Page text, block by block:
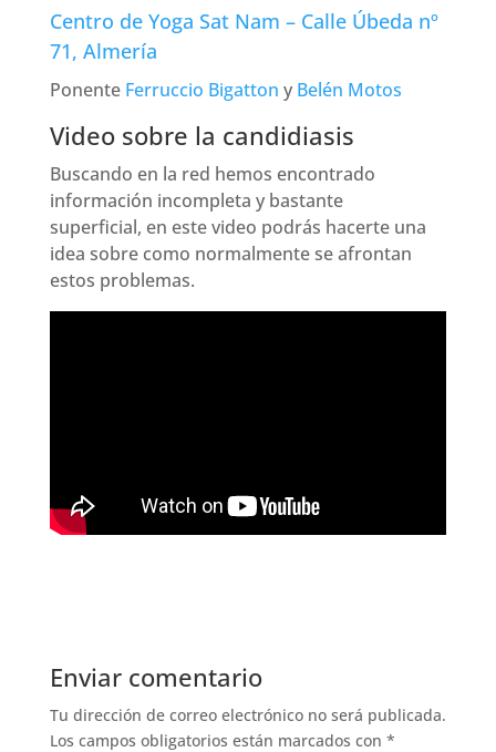
Centro de Yoga Sat Nam – Calle Úbeda nº
71, Almería
Ponente Ferruccio Bigatton y Belén Motos
Video sobre la candidiasis
Buscando en la red hemos encontrado
información incompleta y bastante
superficial, en este video podrás hacerte una
idea sobre como normalmente se afrontan
estos problemas.
Enviar comentario
Tu dirección de correo electrónico no será publicada.
Los campos obligatorios están marcados con *